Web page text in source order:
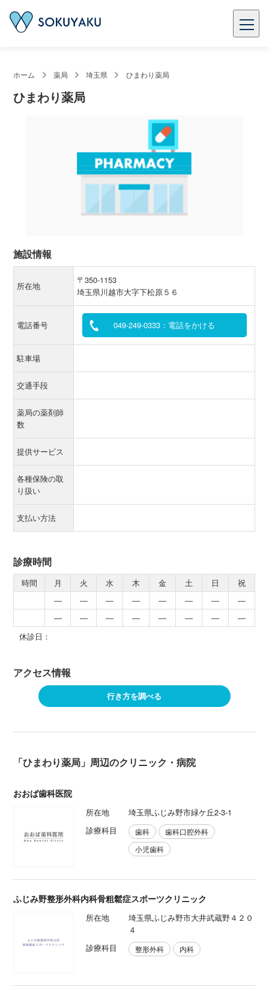
ホーム 薬局 埼玉県 ひまわり薬局
ひまわり薬局
施設情報
所在地
〒350-1153
埼玉県川越市大字下松原５６
電話番号 049-249-0333：電話をかける
駐車場
交通手段
薬局の薬剤師
数
提供サービス
各種保険の取
り扱い
支払い方法
診療時間
時間 月 火 水 木 金 土 日
祝
―
― ― ― ― ― ―
―
―
― ― ― ― ― ―
―
休診日：
アクセス情報
行き方を調べる
「ひまわり薬局」周辺のクリニック・病院
おおば歯科医院
所在地
埼玉県ふじみ野市緑ケ丘2-3-1
診療科目
歯科
歯科口腔外科
小児歯科
ふじみ野整形外科内科骨粗鬆症スポーツクリニック
所在地
埼玉県ふじみ野市大井武蔵野４２０
４
診療科目
整形外科 内科